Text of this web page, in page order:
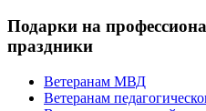
Подарки на
праздники
Ветеранам МВД
Ветеранам